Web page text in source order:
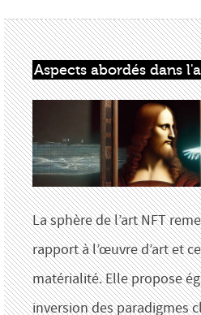
Aspects abordés dans
La sphère de l’art NFT
rapport à l’œuvre d’art et
matérialité. Elle propose
inversion des paradigmes